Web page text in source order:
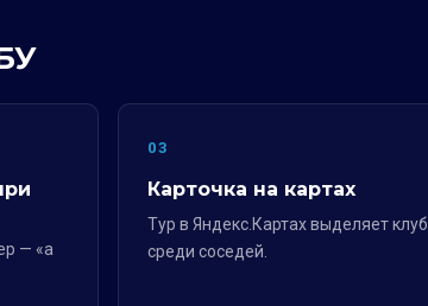
— «а
03
Карточка на картах
Тур в Яндекс.Картах выделяет клуб
среди соседей.